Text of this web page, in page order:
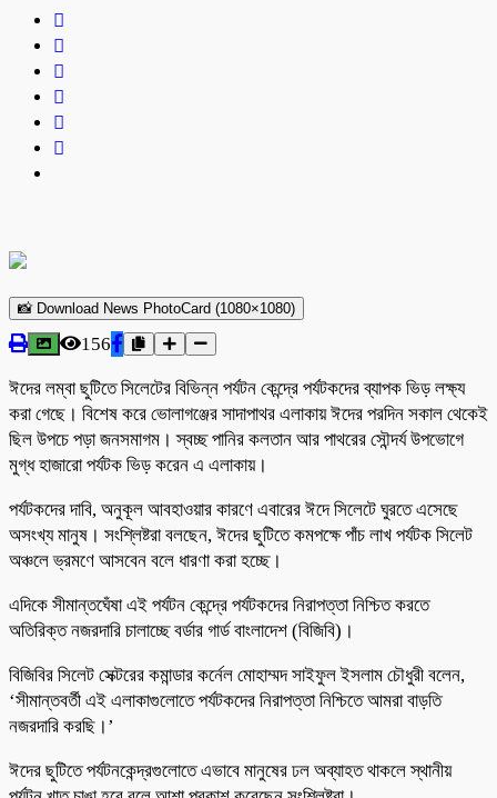
📸 Download News PhotoCard (1080×1080)
156
ঈদের লম্বা ছুটিতে সিলেটের বিভিন্ন পর্যটন কেন্দ্রে পর্যটকদের ব্যাপক ভিড় লক্ষ্য
করা গেছে। বিশেষ করে ভোলাগঞ্জের সাদাপাথর এলাকায় ঈদের পরদিন সকাল থেকেই
ছিল উপচে পড়া জনসমাগম। স্বচ্ছ পানির কলতান আর পাথরের সৌন্দর্য উপভোগে
মুগ্ধ হাজারো পর্যটক ভিড় করেন এ এলাকায়।
পর্যটকদের দাবি, অনুকূল আবহাওয়ার কারণে এবারের ঈদে সিলেটে ঘুরতে এসেছে
অসংখ্য মানুষ। সংশ্লিষ্টরা বলছেন, ঈদের ছুটিতে কমপক্ষে পাঁচ লাখ পর্যটক সিলেট
অঞ্চলে ভ্রমণে আসবেন বলে ধারণা করা হচ্ছে।
এদিকে সীমান্তঘেঁষা এই পর্যটন কেন্দ্রে পর্যটকদের নিরাপত্তা নিশ্চিত করতে
অতিরিক্ত নজরদারি চালাচ্ছে বর্ডার গার্ড বাংলাদেশ (বিজিবি)।
বিজিবির সিলেট সেক্টরের কমান্ডার কর্নেল মোহাম্মদ সাইফুল ইসলাম চৌধুরী বলেন,
‘সীমান্তবর্তী এই এলাকাগুলোতে পর্যটকদের নিরাপত্তা নিশ্চিতে আমরা বাড়তি
নজরদারি করছি।’
ঈদের ছুটিতে পর্যটনকেন্দ্রগুলোতে এভাবে মানুষের ঢল অব্যাহত থাকলে স্থানীয়